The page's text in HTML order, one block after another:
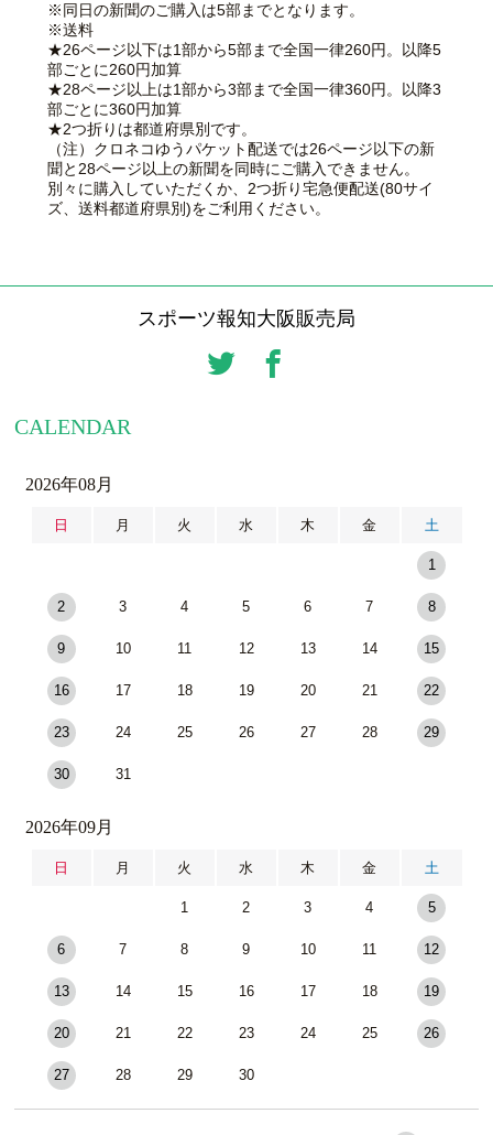
※同日の新聞のご購入は5部までとなります。
※送料
★26ページ以下は1部から5部まで全国一律260円。以降5
部ごとに260円加算
★28ページ以上は1部から3部まで全国一律360円。以降3
部ごとに360円加算
★2つ折りは都道府県別です。
（注）クロネコゆうパケット配送では26ページ以下の新
聞と28ページ以上の新聞を同時にご購入できません。
別々に購入していただくか、2つ折り宅急便配送(80サイ
ズ、送料都道府県別)をご利用ください。
スポーツ報知大阪販売局
CALENDAR
2026年08月
日 月 火 水 木 金 土
1
2 3 4 5 6 7 8
9 10 11 12 13 14 15
16 17 18 19 20 21 22
23 24 25 26 27 28 29
30 31
2026年09月
日 月 火 水 木 金 土
1 2 3 4 5
6 7 8 9 10 11 12
13 14 15 16 17 18 19
20 21 22 23 24 25 26
27 28 29 30